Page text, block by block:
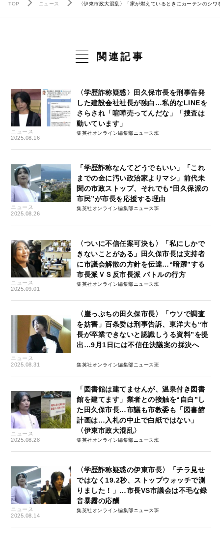
TOP ニュース 〈伊東市政大混乱〉「家が燃えているときにカーテンのシ
関連記事
ニュース
2025.08.16
〈学歴詐称疑惑〉田久保市長を刑事告発
した建設会社社長が独白…私的なLINEを
さらされ「喧嘩売ってんだな」「捜査は
動いています」
集英社オンライン編集部ニュース班
ニュース
2025.08.26
「学歴詐称なんてどうでもいい」「これ
までの金に汚い政治家よりマシ」前代未
聞の市政ストップ、それでも“田久保派の
市民”が市長を応援する理由
集英社オンライン編集部ニュース班
ニュース
2025.09.01
〈ついに不信任案可決も〉「私にしかで
きないことがある」田久保市長は支持者
に市議会解散の方針を伝達…“暗躍”する
市長派ＶＳ反市長派 バトルの行方
集英社オンライン編集部ニュース班
ニュース
2025.08.31
〈崖っぷちの田久保市長〉「ウソで調査
を妨害」百条委は刑事告訴、東洋大も“市
長が卒業できないと認識しうる資料”を提
出…9月1日には不信任決議案の採決へ
集英社オンライン編集部ニュース班
ニュース
2025.08.28
「図書館は建てませんが、温泉付き図書
館を建てます」業者との接触を“自白”し
た田久保市長…市議も市教委も「図書館
計画は…入札の中止で白紙ではない」
〈伊東市政大混乱〉
集英社オンライン編集部ニュース班
ニュース
2025.08.14
〈学歴詐称疑惑の伊東市長〉「チラ見せ
ではなく19.2秒、ストップウォッチで測
りました！」…市長VS市議会は不毛な録
音暴露の応酬
集英社オンライン編集部ニュース班